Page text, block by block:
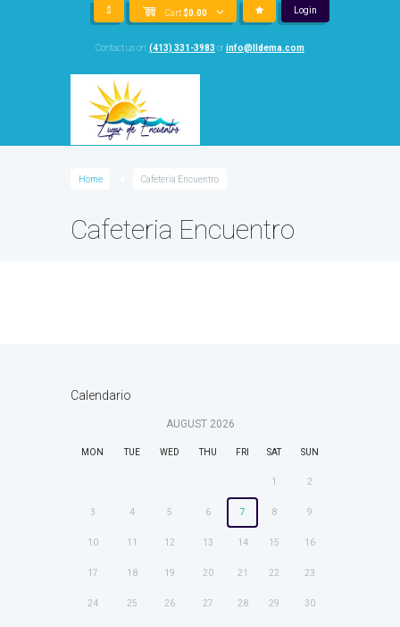
$ Cart$0.00 Login
Contact us on: (413) 331-3983 orinfo@lldema.com
Home Cafeteria Encuentro
Cafeteria Encuentro
Calendario
AUGUST 2026
MON TUE WED THU FRI SAT SUN
1 2
3 4 5 6 7 8 9
10 11 12 13 14 15 16
17 18 19 20 21 22 23
24 25 26 27 28 29 30